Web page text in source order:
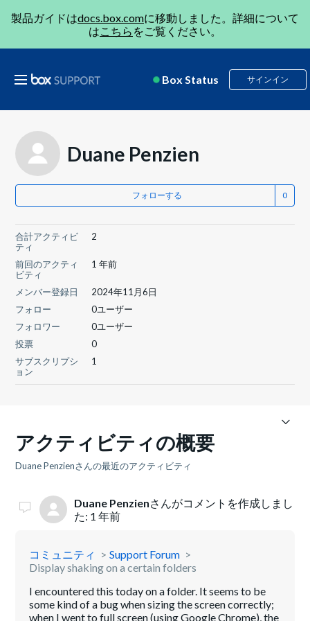
製品ガイドはdocs.box.comに移動しました。詳細について
はこちら をご覧ください。
Box Status サインイン
Duane Penzien
フォローする
合計アクティビ
ティ
2
前回のアクティ
ビティ
1 年前
メンバー登録日
2024年11月6日
フォロー
0ユーザー
フォロワー
0ユーザー
投票
0
サブスクリプシ
ョン
1
アクティビティの概要
Duane Penzienさんの最近のアクティビティ
Duane Penzienさんがコメントを作成しまし
た: 1 年前
コミュニティ
Support Forum
Display shaking on a certain folders
I encountered this today on a folder. It seems to be
some kind of a bug when sizing the screen correctly;
when I went to full screen (using Google Chrome), the